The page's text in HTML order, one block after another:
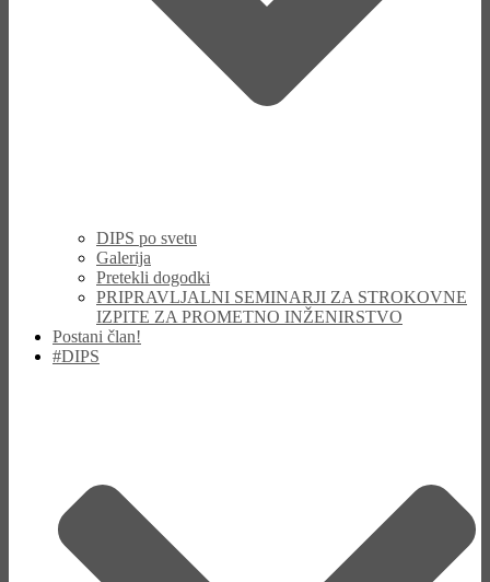
DIPS po svetu
Galerija
Pretekli dogodki
PRIPRAVLJALNI SEMINARJI ZA STROKOVNE
IZPITE ZA PROMETNO INŽENIRSTVO
Postani član!
#DIPS